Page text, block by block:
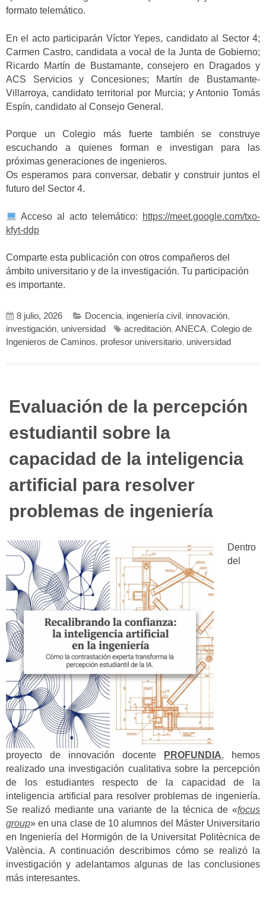
formato telemático.
En el acto participarán Víctor Yepes, candidato al Sector 4;
Carmen Castro, candidata a vocal de la Junta de Gobierno;
Ricardo Martín de Bustamante, consejero en Dragados y
ACS Servicios y Concesiones; Martín de Bustamante-
Villarroya, candidato territorial por Murcia; y Antonio Tomás
Espín, candidato al Consejo General.
Porque un Colegio más fuerte también se construye
escuchando a quienes forman e investigan para las
próximas generaciones de ingenieros.
Os esperamos para conversar, debatir y construir juntos el
futuro del Sector 4.
Acceso al acto telemático:
https://meet.google.com/txo-
kfyt-ddp
Comparte esta publicación con otros compañeros del
ámbito universitario y de la investigación. Tu participación
es importante.
8 julio, 2026 Docencia, ingeniería civil , innovación,
investigación, universidad acreditación, ANECA, Colegio de
Ingenieros de Caminos, profesor universitario, universidad
Evaluación de la percepción
estudiantil sobre la
capacidad de la inteligencia
artificial para resolver
problemas de ingeniería
Dentro
del
proyecto de innovación docente PROFUNDIA, hemos
realizado una investigación cualitativa sobre la percepción
de los estudiantes respecto de la capacidad de la
inteligencia artificial para resolver problemas de ingeniería.
Se realizó mediante una variante de la técnica de «focus
group» en una clase de 10 alumnos del Máster Universitario
en Ingeniería del Hormigón de la Universitat Politècnica de
València. A continuación describimos cómo se realizó la
investigación y adelantamos algunas de las conclusiones
más interesantes.